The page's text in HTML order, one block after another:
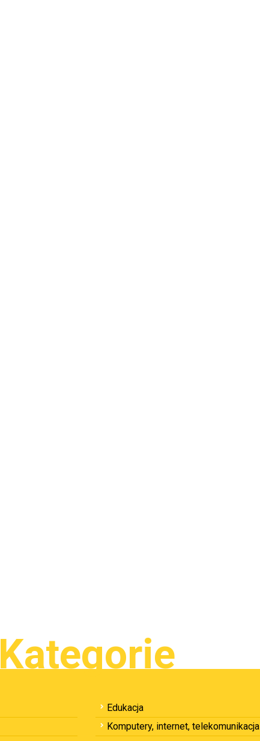
Kategorie
Edukacja
Komputery, internet, telekomunikacja